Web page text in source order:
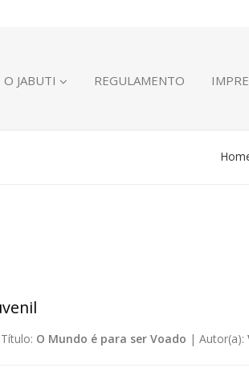
O JABUTI REGULAMENTO
Título: O Mundo é para ser Voado | Autor(a):